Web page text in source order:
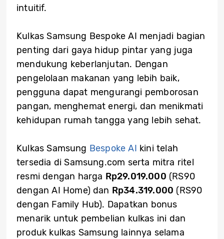
intuitif.
Kulkas Samsung Bespoke AI menjadi bagian
penting dari gaya hidup pintar yang juga
mendukung keberlanjutan. Dengan
pengelolaan makanan yang lebih baik,
pengguna dapat mengurangi pemborosan
pangan, menghemat energi, dan menikmati
kehidupan rumah tangga yang lebih sehat.
Kulkas Samsung Bespoke AI kini telah
tersedia di Samsung.com serta mitra ritel
resmi dengan harga Rp29.019.000 (RS90
dengan AI Home) dan Rp34.319.000 (RS90
dengan Family Hub). Dapatkan bonus
menarik untuk pembelian kulkas ini dan
produk kulkas Samsung lainnya selama